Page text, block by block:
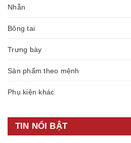
Nhẫn
Bông tai
Trưng bày
Sản phẩm theo mệnh
Phụ kiện khác
TIN NỔI BẬT